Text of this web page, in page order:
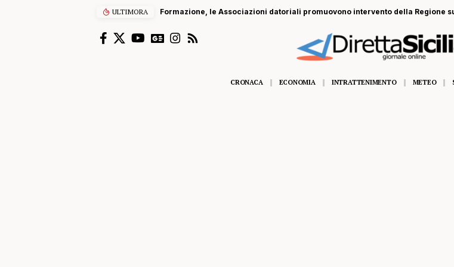
ULTIMORA Formazione, le Associazioni datoriali promuovono intervento della Regione
CRONACA ECONOMIA INTRATTENIMENTO METEO